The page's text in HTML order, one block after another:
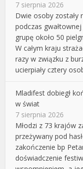
7 sierpnia 2026
Dwie osoby zostały
podczas
grupę około 50
W całym kraju
razy w związku z
ucierpiały cztery
Mladifest dobiegł
w świat
7 sierpnia 2026
Młodzi z 73 krajów
przeżywany pod
zakończenie bp
doświadczenie